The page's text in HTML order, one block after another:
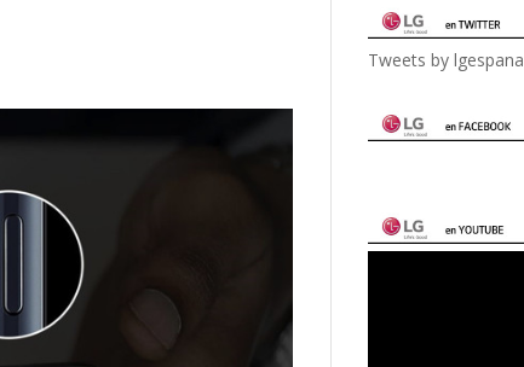
Tweets by lgespana